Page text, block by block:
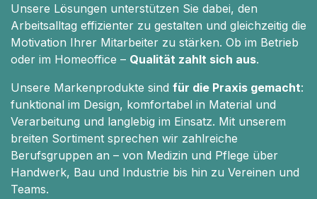
Unsere Lösungen unterstützen Sie dabei, den
Arbeitsalltag effizienter zu gestalten und gleichzeitig die
Motivation Ihrer Mitarbeiter zu stärken. Ob im Betrieb
oder im Homeoffice – Qualität zahlt sich aus.
Unsere Markenprodukte sind für die Praxis gemacht:
funktional im Design, komfortabel in Material und
Verarbeitung und langlebig im Einsatz. Mit unserem
breiten Sortiment sprechen wir zahlreiche
Berufsgruppen an – von Medizin und Pflege über
Handwerk, Bau und Industrie bis hin zu Vereinen und
Teams.